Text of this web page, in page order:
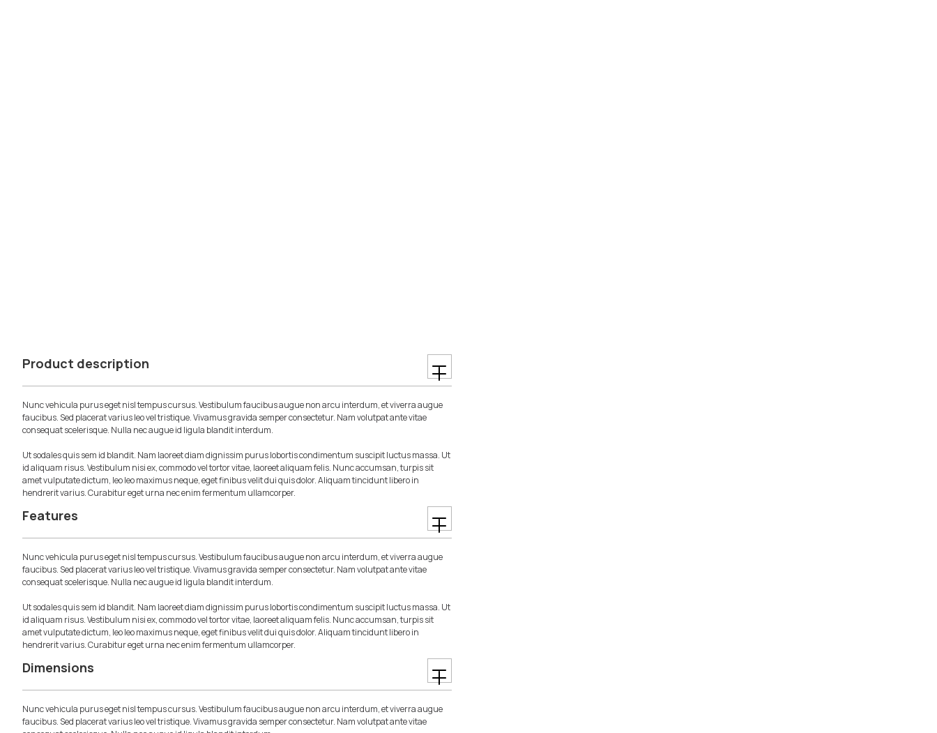
Product description
Nunc vehicula purus eget nisl tempus cursus. Vestibulum faucibus augue non arcu interdum, et viverra augue
faucibus. Sed placerat varius leo vel tristique. Vivamus gravida semper consectetur. Nam volutpat ante vitae
consequat scelerisque. Nulla nec augue id ligula blandit interdum.
Ut sodales quis sem id blandit. Nam laoreet diam dignissim purus lobortis condimentum suscipit luctus massa. Ut
id aliquam risus. Vestibulum nisi ex, commodo vel tortor vitae, laoreet aliquam felis. Nunc accumsan, turpis sit
amet vulputate dictum, leo leo maximus neque, eget finibus velit dui quis dolor. Aliquam tincidunt libero in
hendrerit varius. Curabitur eget urna nec enim fermentum ullamcorper.
Features
Nunc vehicula purus eget nisl tempus cursus. Vestibulum faucibus augue non arcu interdum, et viverra augue
faucibus. Sed placerat varius leo vel tristique. Vivamus gravida semper consectetur. Nam volutpat ante vitae
consequat scelerisque. Nulla nec augue id ligula blandit interdum.
Ut sodales quis sem id blandit. Nam laoreet diam dignissim purus lobortis condimentum suscipit luctus massa. Ut
id aliquam risus. Vestibulum nisi ex, commodo vel tortor vitae, laoreet aliquam felis. Nunc accumsan, turpis sit
amet vulputate dictum, leo leo maximus neque, eget finibus velit dui quis dolor. Aliquam tincidunt libero in
hendrerit varius. Curabitur eget urna nec enim fermentum ullamcorper.
Dimensions
Nunc vehicula purus eget nisl tempus cursus. Vestibulum faucibus augue non arcu interdum, et viverra augue
faucibus. Sed placerat varius leo vel tristique. Vivamus gravida semper consectetur. Nam volutpat ante vitae